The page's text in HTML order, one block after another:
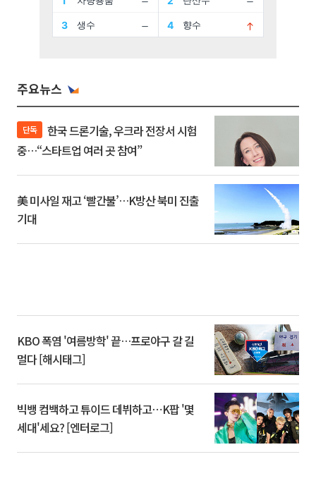
주요뉴스
단독
중…“스타트업 여러 곳 참여”
美 미사일 재고 ‘빨간불’…K방산 북미 진출
기대
KBO 폭염 '여름방학' 끝…프로야구 갈 길
멀다 [해시태그]
빅뱅 컴백하고 튜이드 데뷔하고⋯K팝 '몇
세대'세요? [엔터로그]